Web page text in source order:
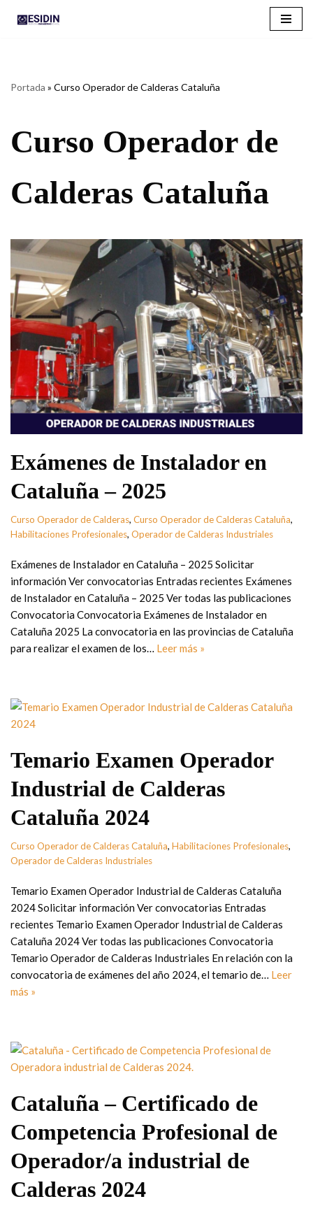
Portada » Curso Operador de Calderas Cataluña
Curso Operador de
Calderas Cataluña
Exámenes de Instalador en
Cataluña – 2025
Curso Operador de Calderas, Curso Operador de Calderas Cataluña,
Habilitaciones Profesionales, Operador de Calderas Industriales
Exámenes de Instalador en Cataluña – 2025 Solicitar
información Ver convocatorias Entradas recientes Exámenes
de Instalador en Cataluña – 2025 Ver todas las publicaciones
Convocatoria Convocatoria Exámenes de Instalador en
Cataluña 2025 La convocatoria en las provincias de Cataluña
para realizar el examen de los… Leer más »
Temario Examen Operador
Industrial de Calderas
Cataluña 2024
Curso Operador de Calderas Cataluña, Habilitaciones Profesionales,
Operador de Calderas Industriales
Temario Examen Operador Industrial de Calderas Cataluña
2024 Solicitar información Ver convocatorias Entradas
recientes Temario Examen Operador Industrial de Calderas
Cataluña 2024 Ver todas las publicaciones Convocatoria
Temario Operador de Calderas Industriales En relación con la
convocatoria de exámenes del año 2024, el temario de… Leer
más »
Cataluña – Certificado de
Competencia Profesional de
Operador/a industrial de
Calderas 2024